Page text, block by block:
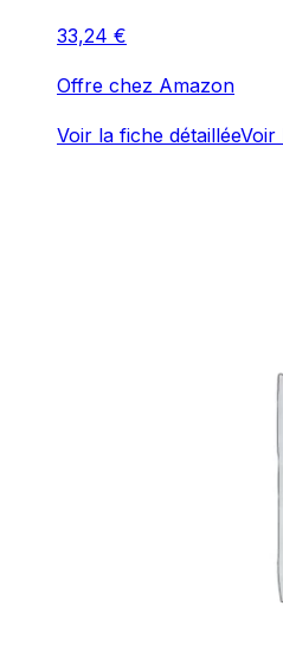
33,24 €
Offre chez Amazon
Voir la fiche détailléeVoir